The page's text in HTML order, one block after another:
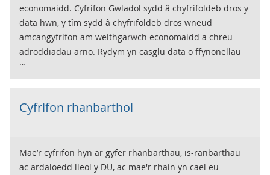
economaidd. Cyfrifon Gwladol sydd â chyfrifoldeb dros y
data hwn, y tîm sydd â chyfrifoldeb dros wneud
amcangyfrifon am weithgarwch economaidd a chreu
adroddiadau arno. Rydym yn casglu data o ffynonellau
megis busnesau, gweithgynhyrchwyr a darparwyr
gwasanaethau fel ein bod yn gallu cynhyrchu ffigurau ar
gwasanaethau, gweithgynhyrchu a chynhyrchu ac
Cyfrifon rhanbarthol
Mae’r cyfrifon hyn ar gyfer rhanbarthau, is-ranbarthau
ac ardaloedd lleol y DU, ac mae'r rhain yn cael eu